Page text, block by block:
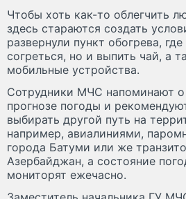
Чтобы хоть как-то облегчить
здесь стараются создать
развернули пункт обогрева,
согреться, но и выпить чай, а
мобильные устройства.
Сотрудники МЧС напоминают о
прогнозе погоды и
выбирать другой путь на
например, авиалиниями,
города Батуми или же
Азербайджан, а состояние
мониторят ежечасно.